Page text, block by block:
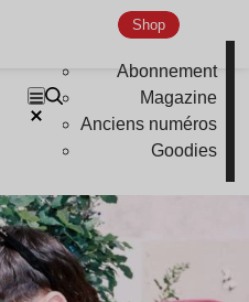
Shop
Abonnement
Magazine
Anciens numéros
Goodies